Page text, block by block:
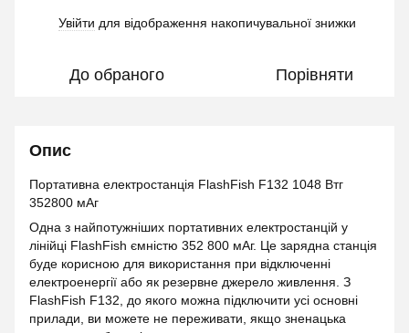
Увійти для відображення накопичувальної знижки
До обраного Порівняти
Опис
Портативна електростанція FlashFish F132 1048 Втг
352800 мАг
Одна з найпотужніших портативних електростанцій у
лінійці FlashFish ємністю 352 800 мАг. Це зарядна станція
буде корисною для використання при відключенні
електроенергії або як резервне джерело живлення. З
FlashFish F132, до якого можна підключити усі основні
прилади, ви можете не переживати, якщо зненацька